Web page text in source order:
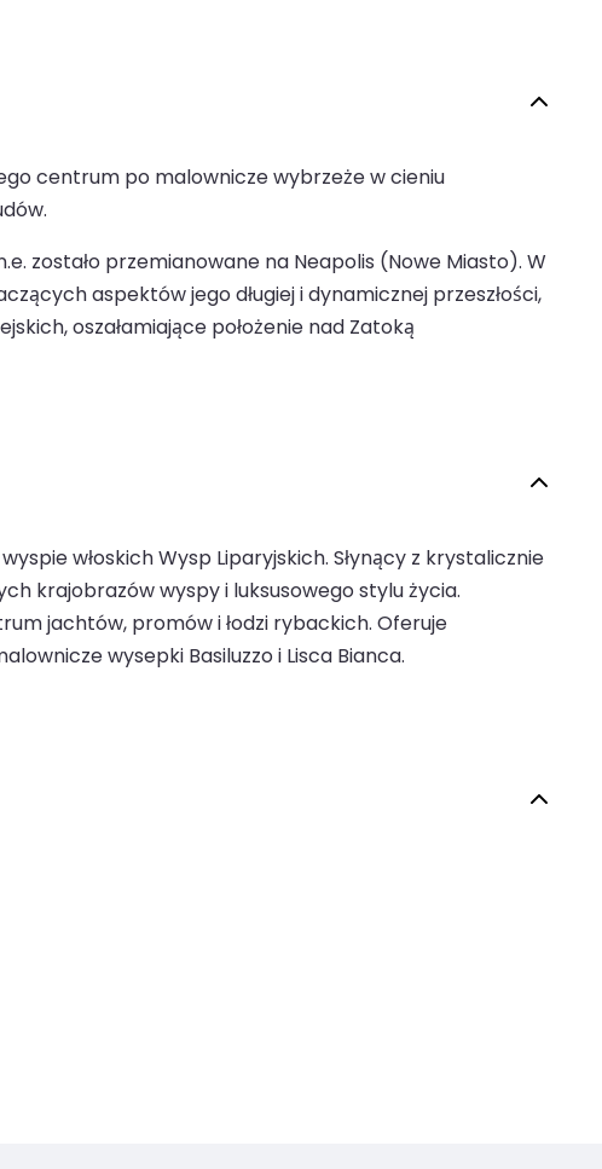
centrum po malownicze wybrzeże w cieniu
zostało przemianowane na Neapolis (Nowe Miasto). W
aspektów jego długiej i dynamicznej przeszłości,
oszałamiające położenie nad Zatoką
włoskich Wysp Liparyjskich. Słynący z krystalicznie
krajobrazów wyspy i luksusowego stylu życia.
jachtów, promów i łodzi rybackich. Oferuje
wysepki Basiluzzo i Lisca Bianca.